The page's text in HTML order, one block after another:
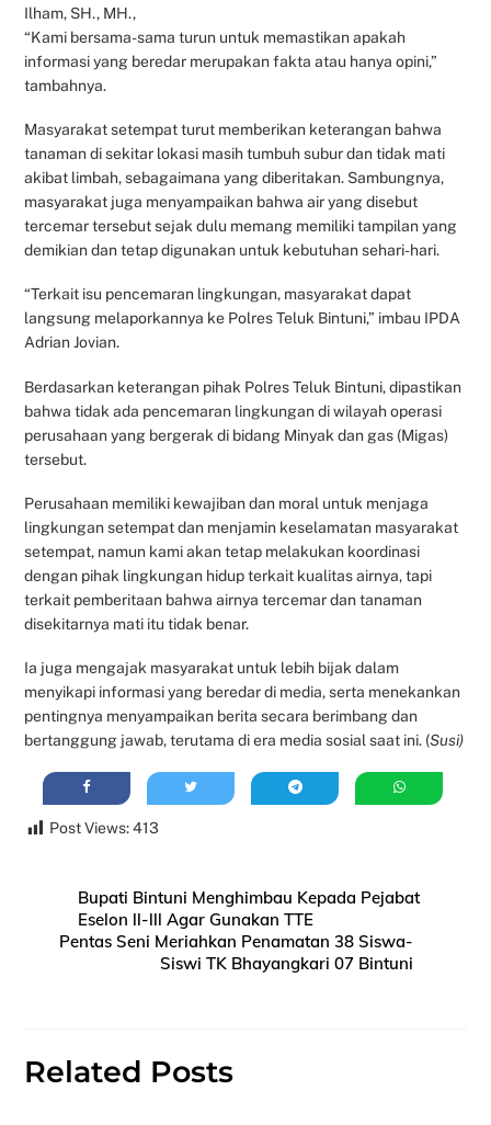
Ilham, SH., MH.,
“Kami bersama-sama turun untuk memastikan apakah
informasi yang beredar merupakan fakta atau hanya opini,”
tambahnya.
Masyarakat setempat turut memberikan keterangan bahwa
tanaman di sekitar lokasi masih tumbuh subur dan tidak mati
akibat limbah, sebagaimana yang diberitakan. Sambungnya,
masyarakat juga menyampaikan bahwa air yang disebut
tercemar tersebut sejak dulu memang memiliki tampilan yang
demikian dan tetap digunakan untuk kebutuhan sehari-hari.
“Terkait isu pencemaran lingkungan, masyarakat dapat
langsung melaporkannya ke Polres Teluk Bintuni,” imbau IPDA
Adrian Jovian.
Berdasarkan keterangan pihak Polres Teluk Bintuni, dipastikan
bahwa tidak ada pencemaran lingkungan di wilayah operasi
perusahaan yang bergerak di bidang Minyak dan gas (Migas)
tersebut.
Perusahaan memiliki kewajiban dan moral untuk menjaga
lingkungan setempat dan menjamin keselamatan masyarakat
setempat, namun kami akan tetap melakukan koordinasi
dengan pihak lingkungan hidup terkait kualitas airnya, tapi
terkait pemberitaan bahwa airnya tercemar dan tanaman
disekitarnya mati itu tidak benar.
Ia juga mengajak masyarakat untuk lebih bijak dalam
menyikapi informasi yang beredar di media, serta menekankan
pentingnya menyampaikan berita secara berimbang dan
bertanggung jawab, terutama di era media sosial saat ini. (Susi)
Post Views: 413
Bupati Bintuni Menghimbau Kepada Pejabat
Eselon ll-lll Agar Gunakan TTE
Pentas Seni Meriahkan Penamatan 38 Siswa-
Siswi TK Bhayangkari 07 Bintuni
Related Posts